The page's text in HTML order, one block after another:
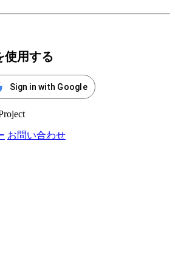
使用する
Sign in with Google
お問い合わせ